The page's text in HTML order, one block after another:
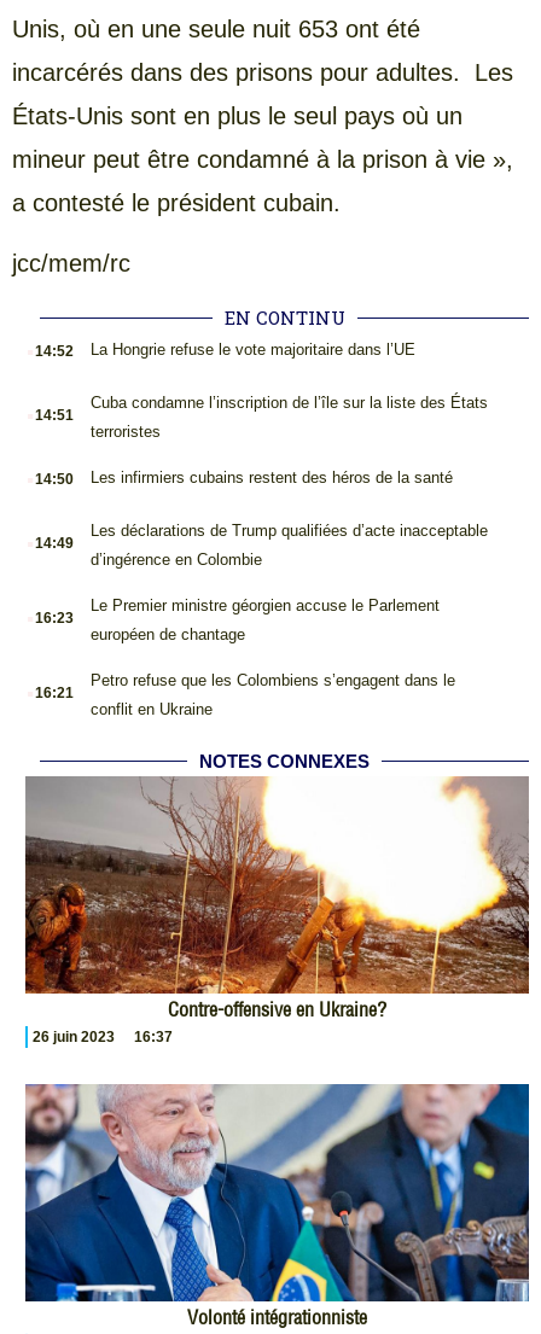
Unis, où en une seule nuit 653 ont été
incarcérés dans des prisons pour adultes. Les
États-Unis sont en plus le seul pays où un
mineur peut être condamné à la prison à vie »,
a contesté le président cubain.
jcc/mem/rc
EN CONTINU
14:52 La Hongrie refuse le vote majoritaire dans l’UE
14:51
Cuba condamne l’inscription de l’île sur la liste des États
terroristes
14:50 Les infirmiers cubains restent des héros de la santé
14:49
Les déclarations de Trump qualifiées d’acte inacceptable
d’ingérence en Colombie
16:23
Le Premier ministre géorgien accuse le Parlement
européen de chantage
16:21
Petro refuse que les Colombiens s’engagent dans le
conflit en Ukraine
NOTES CONNEXES
Contre-offensive en Ukraine?
26 juin 2023 16:37
Volonté intégrationniste